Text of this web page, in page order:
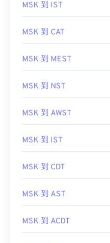
MSK 到 IST
MSK 到 CAT
MSK 到 MEST
MSK 到 NST
MSK 到 AWST
MSK 到 IST
MSK 到 CDT
MSK 到 AST
MSK 到 ACDT